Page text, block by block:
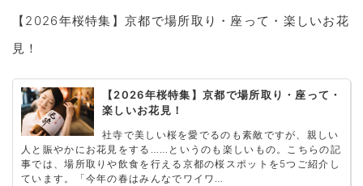
【2026年桜特集】京都で場所取り・座って・楽しいお花
見！
【2026年桜特集】京都で場所取り・座って・
楽しいお花見！
社寺で美しい桜を愛でるのも素敵ですが、親しい
人と賑やかにお花見をする……というのも楽しいもの。こちらの記
事では、場所取りや飲食を行える京都の桜スポットを5つご紹介し
ています。「今年の春はみんなでワイワ…